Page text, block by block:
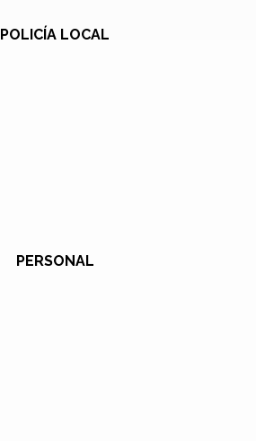
POLICÍA LOCAL
PERSONAL